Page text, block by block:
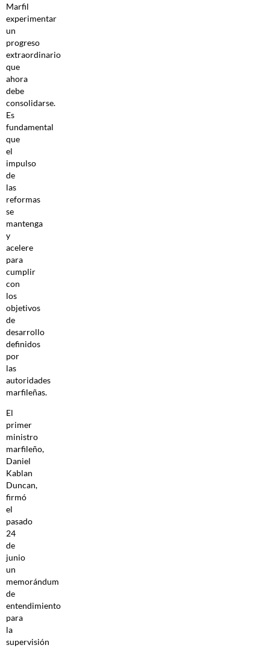
Marfil
experimentar
un
progreso
extraordinario
que
ahora
debe
consolidarse.
Es
fundamental
que
el
impulso
de
las
reformas
se
mantenga
y
acelere
para
cumplir
con
los
objetivos
de
desarrollo
definidos
por
las
autoridades
marfileñas.
El
primer
ministro
marfileño,
Daniel
Kablan
Duncan,
firmó
el
pasado
24
de
junio
un
memorándum
de
entendimiento
para
la
supervisión